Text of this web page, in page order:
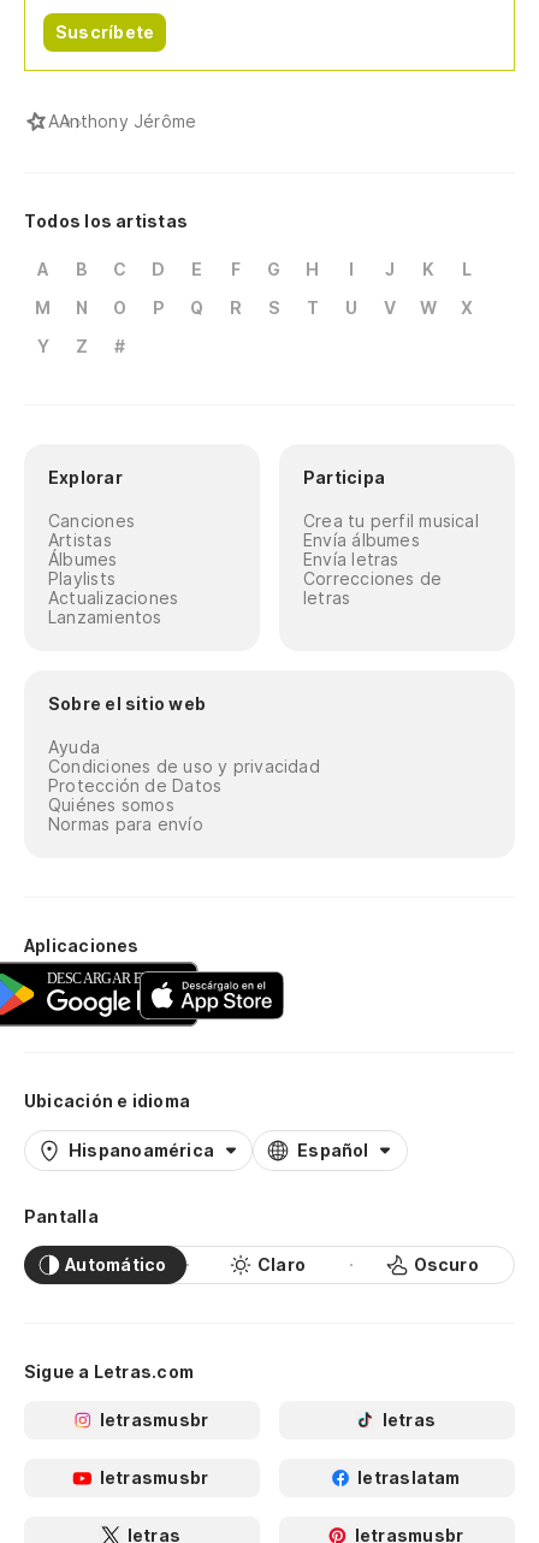
Suscríbete
AAnthony Jérôme
Todos los artistas
A B C D E F G H I J K
L
M
N O P Q R S T U V W
X
Y
Z #
Explorar
Canciones
Artistas
Álbumes
Playlists
Actualizaciones
Lanzamientos
Participa
Crea tu perfil musical
Envía álbumes
Envía letras
Correcciones de
letras
Sobre el sitio web
Ayuda
Condiciones de uso y privacidad
Protección de Datos
Quiénes somos
Normas para envío
Aplicaciones
Ubicación e idioma
Hispanoamérica Español
Pantalla
Automático Claro Oscuro
Sigue a Letras.com
letrasmusbr letras
letrasmusbr letraslatam
letras letrasmusbr